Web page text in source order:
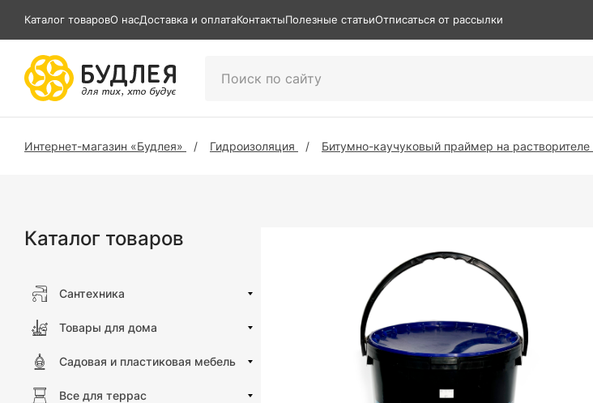
Каталог товаровО насДоставка и оплатаКонтактыПолезные статьиОтписаться от рассылки
Интернет-магазин «Будлея» Гидроизоляция Битумно-каучуковый праймер на растворителе
Каталог товаров
Сантехника
Товары для дома
Садовая и пластиковая мебель
Все для террас